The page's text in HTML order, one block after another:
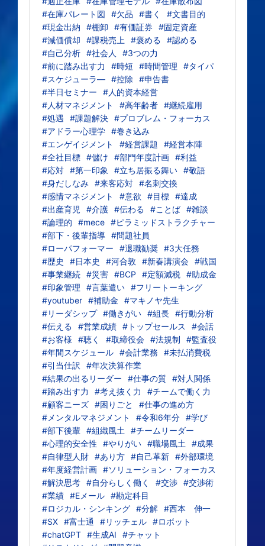
#在庫パレート図
#欠品 #書く
#文書目的
#現金出納
#棚卸 #有価証券
#固定資産
#減価償却
#課税売上 #褒める
#認める
#自己分析 #社会人
#3つの力
#前に踏み出す力
#時短 #時間管理
#タイパ
#スケジューラ― #控除
#申告書
#半日セミナー
#人的資本経営
#人材マネジメント
#高年齢者 #継続雇用
#処遇
#課題解決 #プロブレム・フォーカス
#アドラー心理学 #巻き込み
#エンゲイジメント
#経営課題
#経営本陣
#全社目標 #儲け #部門年度計画 #利益
#応対 #第一印象 #立ち居振る舞い #敬語
#身だしなみ #来客応対 #名刺交換
#感情マネジメント
#意欲 #目標 #達成
#出産育児
#介護 #伝わる #ことば #雑談
#論理的
#mece #ピラミッドストラクチャー
#部下・後輩指導 #問題社員
#ローパフォーマー
#退職勧奨 #3大任務
#歴史
#日本史 #河合敦 #新春講演会 #戦国
#事業継続 #災害 #BCP #定額減税 #助成金
#印象管理
#言葉遣い #フリートーキング
#youtuber #補助金
#マキノヤ先生
#リーダシップ #働きがい #組長 #行動分析
#伝える
#営業成績 #トップセールス
#会話
#お客様
#聴く #取締役会 #法規制
#監査役
#年間スケジュール #会計業務
#未払消費税
#引当仕訳
#年次決算作業
#結果の出るリーダー
#仕事の質 #対人関係
#踏み出す力
#考え抜く力
#チームで働く力
#顧客ニーズ #困りごと
#仕事の進め方
#メンタルマネジメント
#令和6年分 #学び
#部下後輩 #組織風土
#チームリーダー
#心理的安全性
#やりがい #職場風土
#成果
#自律型人財 #あり方 #自己革新 #外部環境
#年度経営計画 #ソリューション・フォーカス
#解決思考 #自分らしく働く #交渉 #交渉術
#業績 #Eメール #勘定科目
#ロジカル・シンキング #分解 #西本 伸一
#SX #富士通 #リッチェル #ロボット
#chatGPT #生成AI
#チャット